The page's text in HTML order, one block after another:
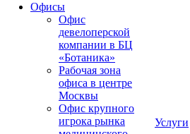
Офисы
Офис
девелоперской
компании в БЦ
«Ботаника»
Рабочая зона
офиса в центре
Москвы
Офис крупного
игрока рынка
Услуги